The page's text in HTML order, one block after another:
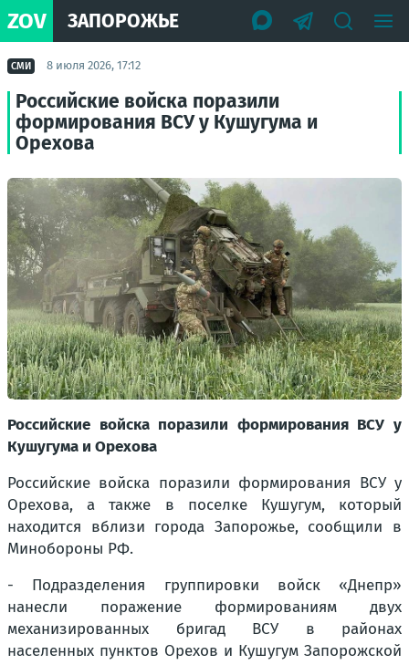
ZOV ЗАПОРОЖЬЕ
СМИ 8 июля 2026, 17:12
Российские войска поразили
формирования ВСУ у Кушугума и
Орехова
Российские войска поразили формирования ВСУ у
Кушугума и Орехова
Российские войска поразили формирования ВСУ у
Орехова, а также в поселке Кушугум, который
находится вблизи города Запорожье, сообщили в
Минобороны РФ.
- Подразделения группировки войск «Днепр»
нанесли поражение формированиям двух
механизированных бригад ВСУ в районах
населенных пунктов Орехов и Кушугум Запорожской